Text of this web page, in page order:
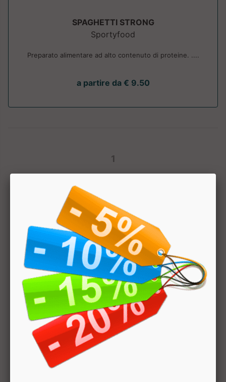
SPAGHETTI STRONG
Sportyfood
Preparato alimentare ad alto contenuto di proteine. ....
a partire da € 9.50
1
Hai bisogno di aiuto? Chatta con noi